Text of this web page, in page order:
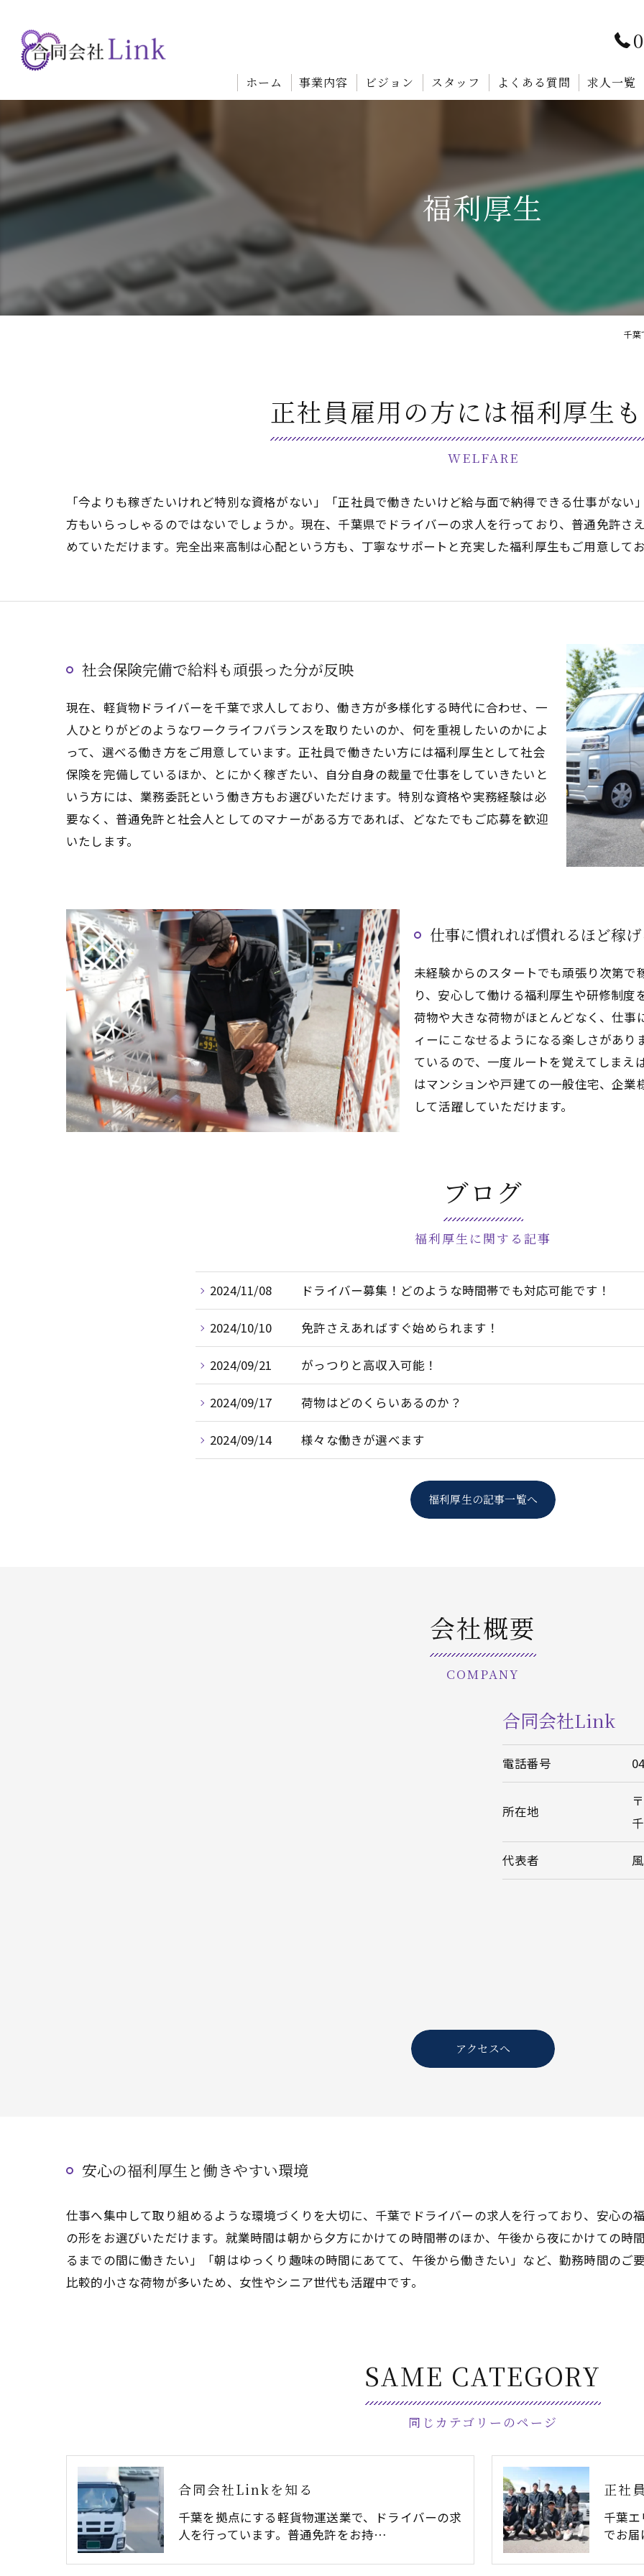
ホーム 事業内容 ビジョン スタッフ よくある質問 求人一覧
福利厚生
千葉
正社員雇用の方には福利厚生
WELFARE
「今よりも稼ぎたいけれど特別な資格がない」「正社員で働きたいけど給与面で納得できる仕事がな
方もいらっしゃるのではないでしょうか。現在、千葉県でドライバーの求人を行っており、普通免許さ
めていただけます。完全出来高制は心配という方も、丁寧なサポートと充実した福利厚生もご用意して
社会保険完備で給料も頑張った分が反映
現在、軽貨物ドライバーを千葉で求人しており、働き方が多様化する時代に合わせ、一
人ひとりがどのようなワークライフバランスを取りたいのか、何を重視したいのかによ
って、選べる働き方をご用意しています。正社員で働きたい方には福利厚生として社会
保険を完備しているほか、とにかく稼ぎたい、自分自身の裁量で仕事をしていきたいと
いう方には、業務委託という働き方もお選びいただけます。特別な資格や実務経験は必
要なく、普通免許と社会人としてのマナーがある方であれば、どなたでもご応募を歓迎
いたします。
仕事に慣れれば慣れるほど稼
未経験からのスタートでも頑張り次第
り、安心して働ける福利厚生や研修制
荷物や大きな荷物がほとんどなく、仕
ィーにこなせるようになる楽しさがあ
ているので、一度ルートを覚えてしま
はマンションや戸建ての一般住宅、企
して活躍していただけます。
ブログ
福利厚生に関する記事
2024/11/08 ドライバー募集！どのような時間帯でも対応可能です！
2024/10/10 免許さえあればすぐ始められます！
2024/09/21 がっつりと高収入可能！
2024/09/17 荷物はどのくらいあるのか？
2024/09/14 様々な働きが選べます
福利厚生の記事一覧へ
会社概要
COMPANY
合同会社Link
電話番号
所在地
代表者
アクセスへ
安心の福利厚生と働きやすい環境
仕事へ集中して取り組めるような環境づくりを大切に、千葉でドライバーの求人を行っており、安心の
の形をお選びいただけます。就業時間は朝から夕方にかけての時間帯のほか、午後から夜にかけての時
るまでの間に働きたい」「朝はゆっくり趣味の時間にあてて、午後から働きたい」など、勤務時間のご
比較的小さな荷物が多いため、女性やシニア世代も活躍中です。
同じカテゴリーのページ
SAME CATEGORY
合同会社Linkを知る
千葉を拠点にする軽貨物運送業で、ドライバーの求
人を行っています。普通免許をお持…
正社
千葉
でお